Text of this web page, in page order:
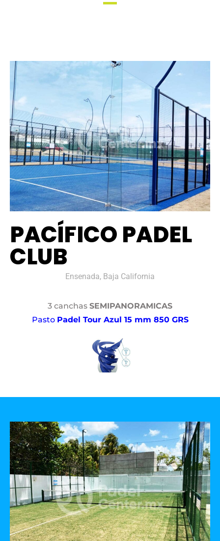
PACÍFICO PADEL
CLUB
Ensenada, Baja California
3 canchas SEMIPANORAMICAS
Pasto Padel Tour Azul 15 mm 850 GRS